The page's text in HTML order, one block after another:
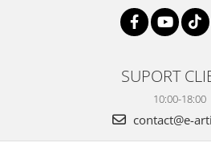
SUPORT
10:00-18:00
contact@e-